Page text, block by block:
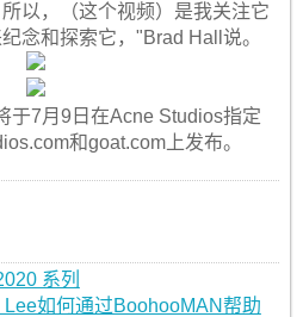
以，（这个视频）是我关注它
念和探索它，"Brad Hall说。
于7月9日在Acne Studios指定
和goat.com上发布。
系列
如何通过BoohooMAN帮助